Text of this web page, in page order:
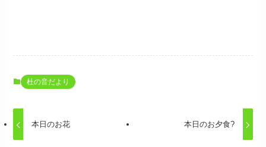
杜の音だより
本日のお花 本日のお夕食?